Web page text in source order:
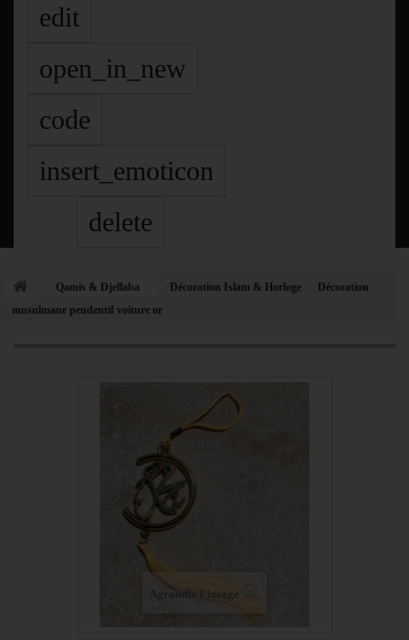
edit
open_in_new
code
insert_emoticon
delete
Qamis & Djellaba Décoration Islam & Horloge
Décoration
musulmane pendentif voiture or
Agrandir l'image